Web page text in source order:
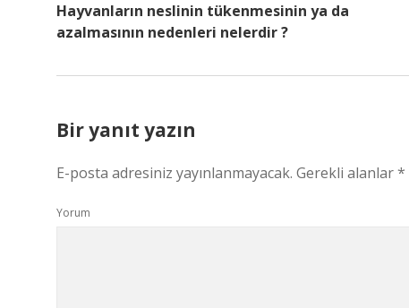
Hayvanların neslinin tükenmesinin ya da
azalmasının nedenleri nelerdir ?
Bir yanıt yazın
E-posta adresiniz yayınlanmayacak. Gerekli alanlar*
Yorum